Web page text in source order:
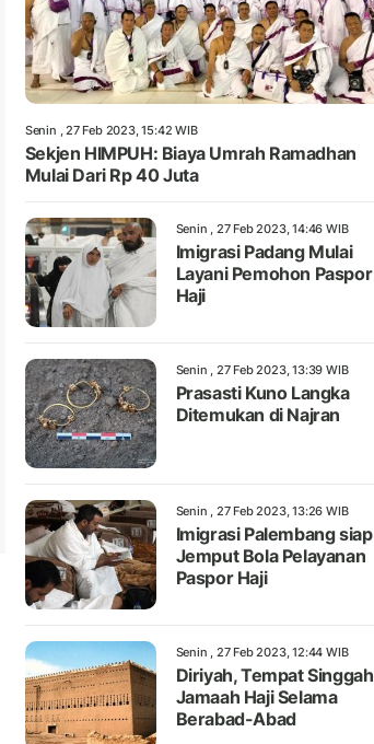
Senin , 27 Feb 2023, 15:42 WIB
Sekjen HIMPUH: Biaya Umrah Ramadhan
Mulai Dari Rp 40 Juta
Senin , 27 Feb 2023, 14:46 WIB
Imigrasi Padang Mulai
Layani Pemohon Paspor
Haji
Senin , 27 Feb 2023, 13:39 WIB
Prasasti Kuno Langka
Ditemukan di Najran
Senin , 27 Feb 2023, 13:26 WIB
Imigrasi Palembang siap
Jemput Bola Pelayanan
Paspor Haji
Senin , 27 Feb 2023, 12:44 WIB
Diriyah, Tempat Singgah
Jamaah Haji Selama
Berabad-Abad